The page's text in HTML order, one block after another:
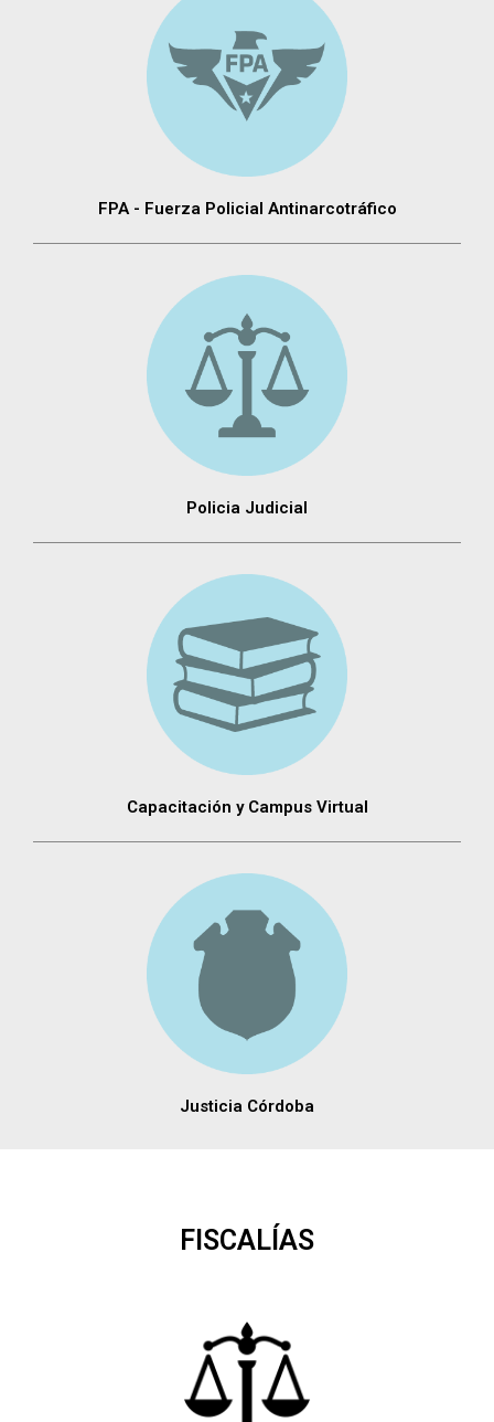
FPA - Fuerza Policial Antinarcotráfico
Policia Judicial
Capacitación y Campus Virtual
Justicia Córdoba
FISCALÍAS